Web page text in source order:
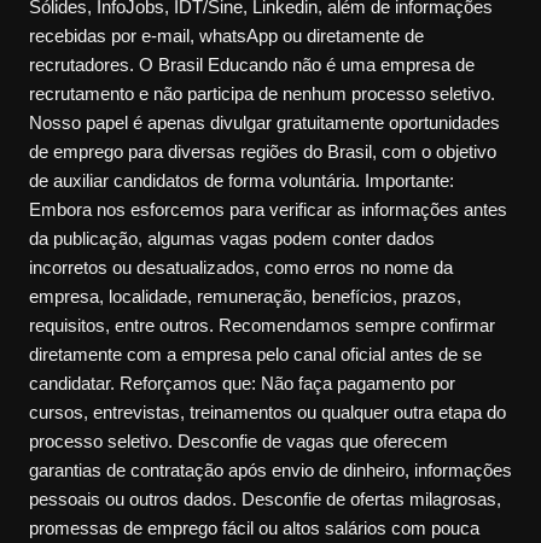
Sólides, InfoJobs, IDT/Sine, Linkedin, além de informações
recebidas por e-mail, whatsApp ou diretamente de
recrutadores. O Brasil Educando não é uma empresa de
recrutamento e não participa de nenhum processo seletivo.
Nosso papel é apenas divulgar gratuitamente oportunidades
de emprego para diversas regiões do Brasil, com o objetivo
de auxiliar candidatos de forma voluntária. Importante:
Embora nos esforcemos para verificar as informações antes
da publicação, algumas vagas podem conter dados
incorretos ou desatualizados, como erros no nome da
empresa, localidade, remuneração, benefícios, prazos,
requisitos, entre outros. Recomendamos sempre confirmar
diretamente com a empresa pelo canal oficial antes de se
candidatar. Reforçamos que: Não faça pagamento por
cursos, entrevistas, treinamentos ou qualquer outra etapa do
processo seletivo. Desconfie de vagas que oferecem
garantias de contratação após envio de dinheiro, informações
pessoais ou outros dados. Desconfie de ofertas milagrosas,
promessas de emprego fácil ou altos salários com pouca